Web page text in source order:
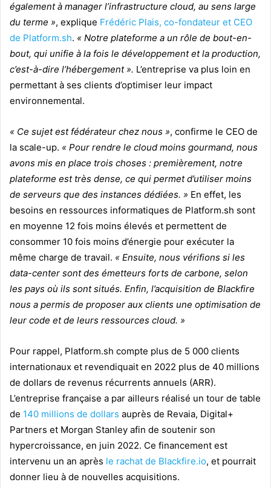
également à manager l’infrastructure cloud, au sens large
du terme », explique Frédéric Plais, co-fondateur et CEO
de Platform.sh. « Notre plateforme a un rôle de bout-en-
bout, qui unifie à la fois le développement et la production,
c’est-à-dire l’hébergement ». L’entreprise va plus loin en
permettant à ses clients d’optimiser leur impact
environnemental.
« Ce sujet est fédérateur chez nous », confirme le CEO de
la scale-up. « Pour rendre le cloud moins gourmand, nous
avons mis en place trois choses : premièrement, notre
plateforme est très dense, ce qui permet d’utiliser moins
de serveurs que des instances dédiées. » En effet, les
besoins en ressources informatiques de Platform.sh sont
en moyenne 12 fois moins élevés et permettent de
consommer 10 fois moins d’énergie pour exécuter la
même charge de travail. « Ensuite, nous vérifions si les
data-center sont des émetteurs forts de carbone, selon
les pays où ils sont situés. Enfin, l’acquisition de Blackfire
nous a permis de proposer aux clients une optimisation de
leur code et de leurs ressources cloud. »
Pour rappel, Platform.sh compte plus de 5 000 clients
internationaux et revendiquait en 2022 plus de 40 millions
de dollars de revenus récurrents annuels (ARR).
L’entreprise française a par ailleurs réalisé un tour de table
de 140 millions de dollars auprès de Revaia, Digital+
Partners et Morgan Stanley afin de soutenir son
hypercroissance, en juin 2022. Ce financement est
intervenu un an après le rachat de Blackfire.io, et pourrait
donner lieu à de nouvelles acquisitions.